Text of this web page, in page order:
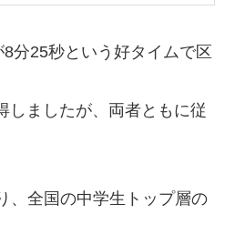
分25秒という好タイムで区
しましたが、両者ともに従
、全国の中学生トップ層の